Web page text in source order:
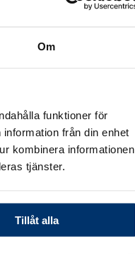
Om
funktioner för
från din enhet
kombinera informationen
tjänster.
Tillåt alla
där blocken
inlopp, utlopp,
driftskostnader